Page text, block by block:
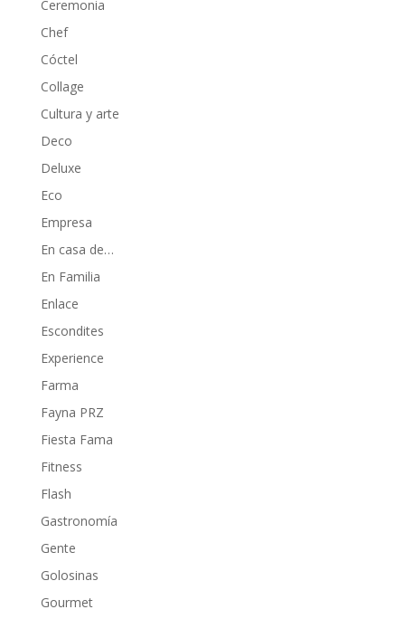
Ceremonia
Chef
Cóctel
Collage
Cultura y arte
Deco
Deluxe
Eco
Empresa
En casa de…
En Familia
Enlace
Escondites
Experience
Farma
Fayna PRZ
Fiesta Fama
Fitness
Flash
Gastronomía
Gente
Golosinas
Gourmet